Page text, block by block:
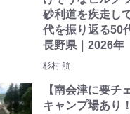
砂利道を疾走し
代を振り返る50
長野県｜2026年
杉村 航
【南会津に要チ
キャンプ場あり